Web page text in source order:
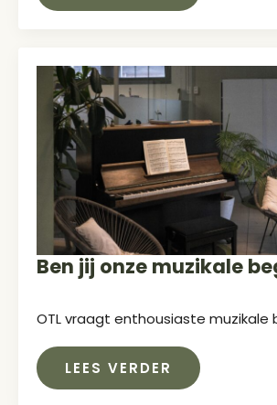
Ben jij onze muzikale
OTL vraagt enthousiaste muzikale
LEES VERDER